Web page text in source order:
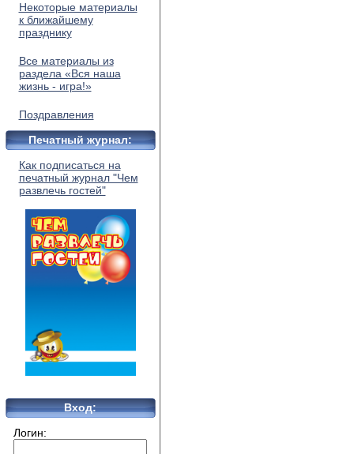
Некоторые материалы
к ближайшему
празднику
Все материалы из
раздела «Вся наша
жизнь - игра!»
Поздравления
Печатный журнал:
Как подписаться на
печатный журнал "Чем
развлечь гостей"
Вход:
Логин: